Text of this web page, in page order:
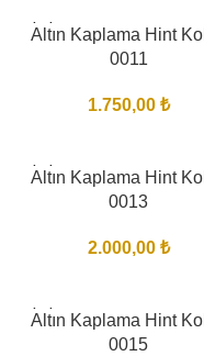
BITTI
Altın Kaplama Hint
0011
1.750,00 ₺
BITTI
Altın Kaplama Hint
0013
2.000,00 ₺
BITTI
Altın Kaplama Hint
0015